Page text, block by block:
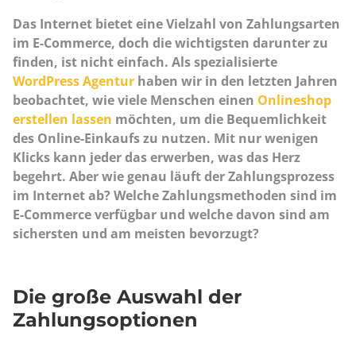
Das Internet bietet eine Vielzahl von Zahlungsarten
im E-Commerce, doch die wichtigsten darunter zu
finden, ist nicht einfach. Als spezialisierte
WordPress Agentur haben wir in den letzten Jahren
beobachtet, wie viele Menschen einen Onlineshop
erstellen lassen möchten, um die Bequemlichkeit
des Online-Einkaufs zu nutzen. Mit nur wenigen
Klicks kann jeder das erwerben, was das Herz
begehrt. Aber wie genau läuft der Zahlungsprozess
im Internet ab? Welche Zahlungsmethoden sind im
E-Commerce verfügbar und welche davon sind am
sichersten und am meisten bevorzugt?
Die große Auswahl der
Zahlungsoptionen